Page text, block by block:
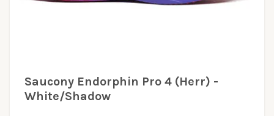
Saucony Endorphin Pro 4 (Herr) -
White/Shadow